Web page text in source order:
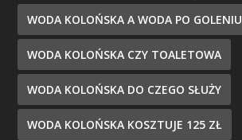
WODA KOLOŃSKA A WODA PO GOLENIU
WODA KOLOŃSKA CZY TOALETOWA
WODA KOLOŃSKA DO CZEGO SŁUŻY
WODA KOLOŃSKA KOSZTUJE 125 ZŁ